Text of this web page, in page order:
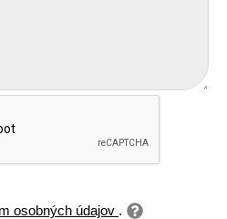
osobných údajov .